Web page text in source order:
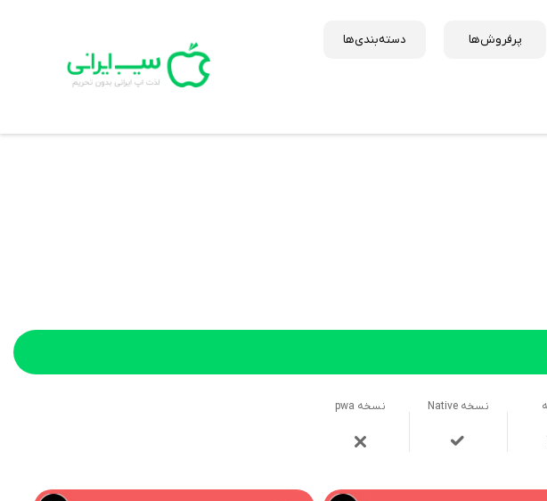
پرفروش‌ها دسته‌بندی‌ها
نسخه Native نسخه pwa